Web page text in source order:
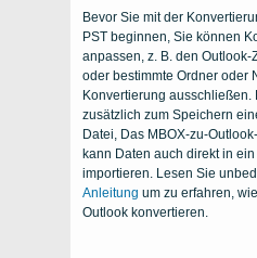
Bevor Sie mit der
PST beginnen, Sie können
anpassen, z. B. den
oder bestimmte Ordner oder
Konvertierung ausschließen.
zusätzlich zum Speichern
Datei, Das MBOX-zu-
kann Daten auch direkt in ein
importieren. Lesen Sie
Anleitung um zu erfahren,
Outlook konvertieren.